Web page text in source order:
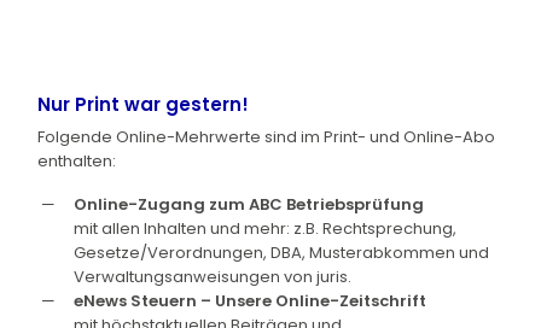
Nur Print war gestern!
Folgende Online-Mehrwerte sind im Print- und Online-Abo
enthalten:
Online-Zugang zum ABC Betriebsprüfung
mit allen Inhalten und mehr: z.B. Rechtsprechung,
Gesetze/Verordnungen, DBA, Musterabkommen und
Verwaltungsanweisungen von juris.
eNews Steuern – Unsere Online-Zeitschrift